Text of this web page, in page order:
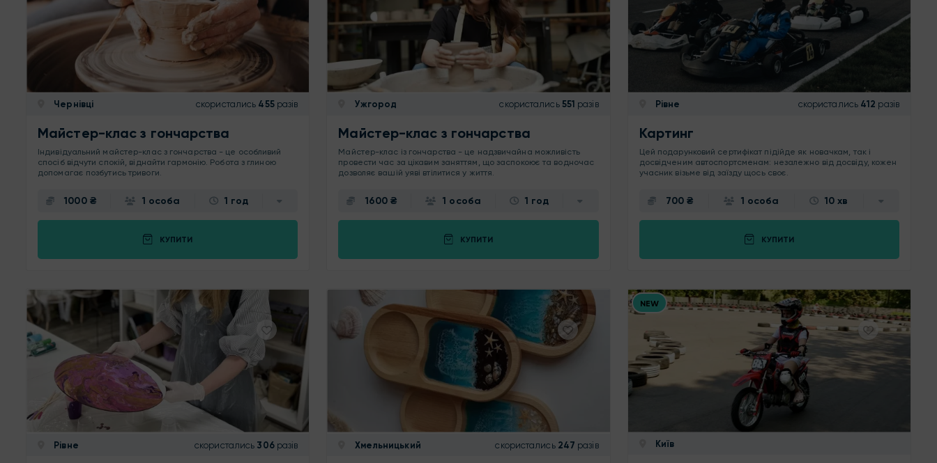
Чернівці скористались 455разів
Майстер-клас з гончарства
Індивідуальний майстер-клас з гончарства - це особливий
спосіб відчути спокій, віднайти гармонію. Робота з глиною
допомагає позбутись тривоги.
1000 ₴ 1 особа 1 год
КУПИТИ
Ужгород скористались 551 разів
Майстер-клас з гончарства
Майстер-клас із гончарства - це надзвичайна можливість
провести час за цікавим заняттям, що заспокоює та водночас
дозволяє вашій уяві втілитися у життя.
1600 ₴ 1 особа 1 год
КУПИТИ
Рівне скористались 412 разів
Картинг
Цей подарунковий сертифікат підійде як новачкам, так і
досвідченим автоспортсменам: незалежно від досвіду, кожен
учасник візьме від заїзду щось своє.
700 ₴ 1 особа 10 хв
КУПИТИ
Рівне скористались 306разів Хмельницький скористались 247 разів
NEW
Київ